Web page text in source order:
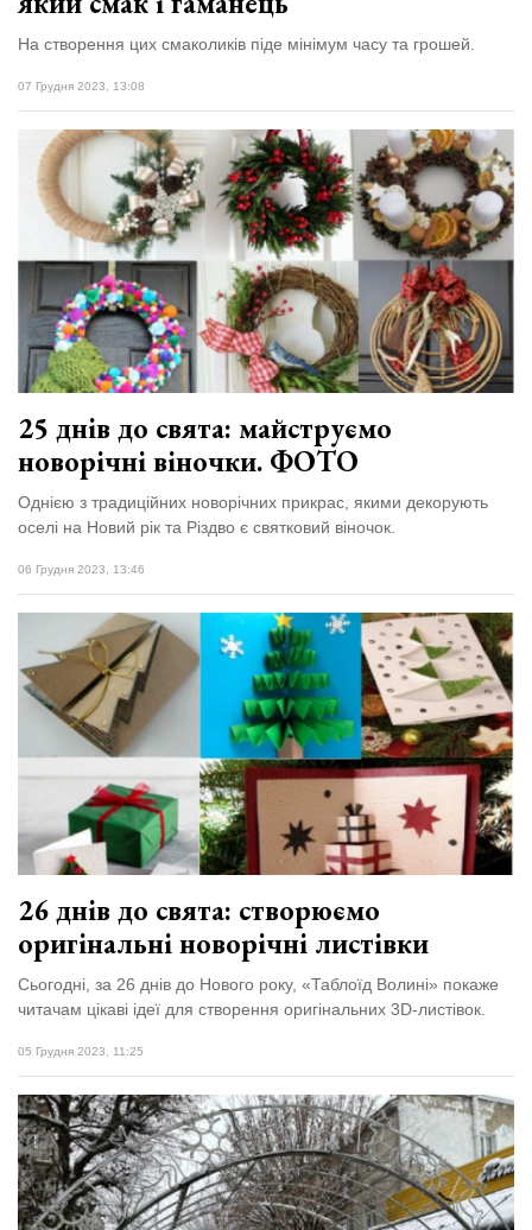
На створення цих смаколиків піде мінімум часу та грошей.
07 Грудня 2023, 13:08
25 днів до свята: майструємо
новорічні віночки. ФОТО
Однією з традиційних новорічних прикрас, якими декорують
оселі на Новий рік та Різдво є святковий віночок.
06 Грудня 2023, 13:46
26 днів до свята: створюємо
оригінальні новорічні листівки
Сьогодні, за 26 днів до Нового року, «Таблоїд Волині» покаже
читачам цікаві ідеї для створення оригінальних 3D-листівок.
05 Грудня 2023, 11:25